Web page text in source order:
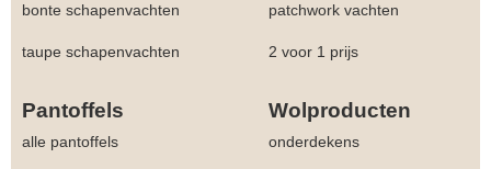
bonte schapenvachten patchwork vachten
taupe schapenvachten 2 voor 1 prijs
Pantoffels Wolproducten
alle pantoffels onderdekens